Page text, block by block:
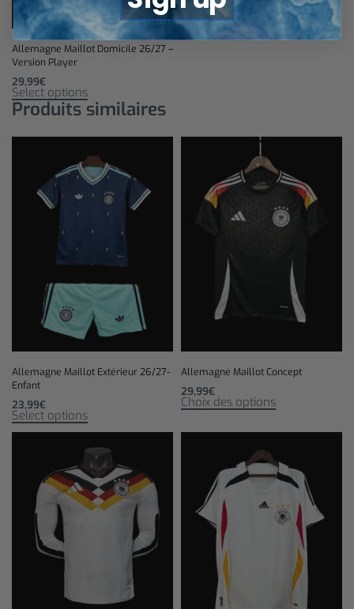
Allemagne Maillot Domicile 26/27 –
Version Player
29,99€
Select options
Produits similaires
Allemagne Maillot Extérieur 26/27-
Enfant
23,99€
Select options
Allemagne Maillot Concept
29,99€
Choix des options